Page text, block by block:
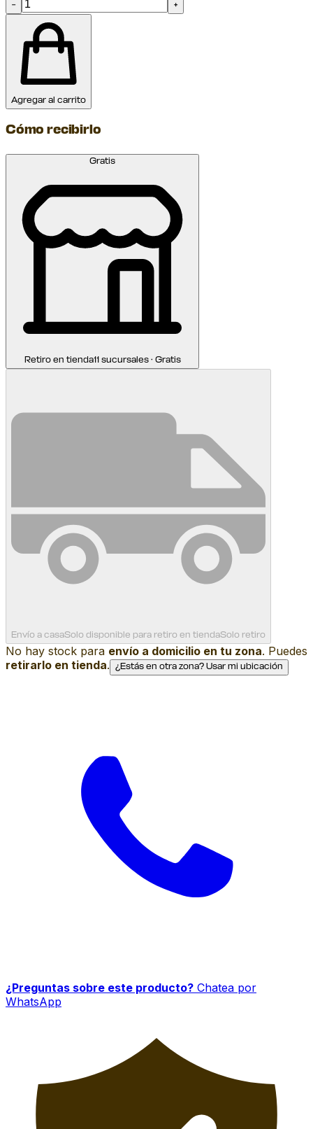
−
+
Agregar al carrito
Cómo recibirlo
Gratis
Retiro en tienda11 sucursales · Gratis
Envío a casaSolo disponible para retiro en tiendaSolo retiro
No hay stock para envío a domicilio en tu zona. Puedes
retirarlo en tienda. ¿Estás en otra zona? Usar mi ubicación
¿Preguntas sobre este producto? Chatea por
WhatsApp